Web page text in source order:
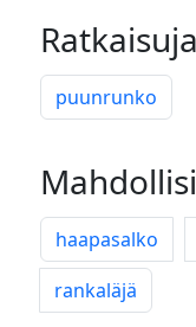
puunrunko
haapasalko
rankaläjä